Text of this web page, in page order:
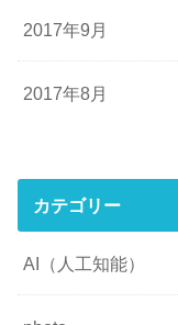
2017年9月
2017年8月
カテゴリー
AI（人工知能）